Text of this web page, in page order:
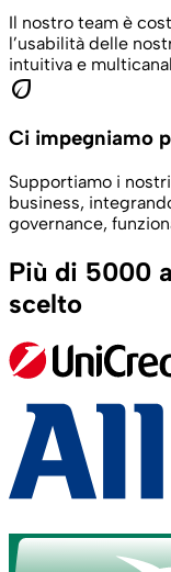
Il nostro team è
l’usabilità delle
intuitiva e
eco
Ci impegniamo
Supportiamo i
business,
governance,
Più di 5000
scelto